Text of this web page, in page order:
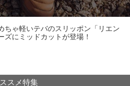
ちゃ軽いテバのスリッポン「リエン
ズにミッドカットが登場！
スメ特集